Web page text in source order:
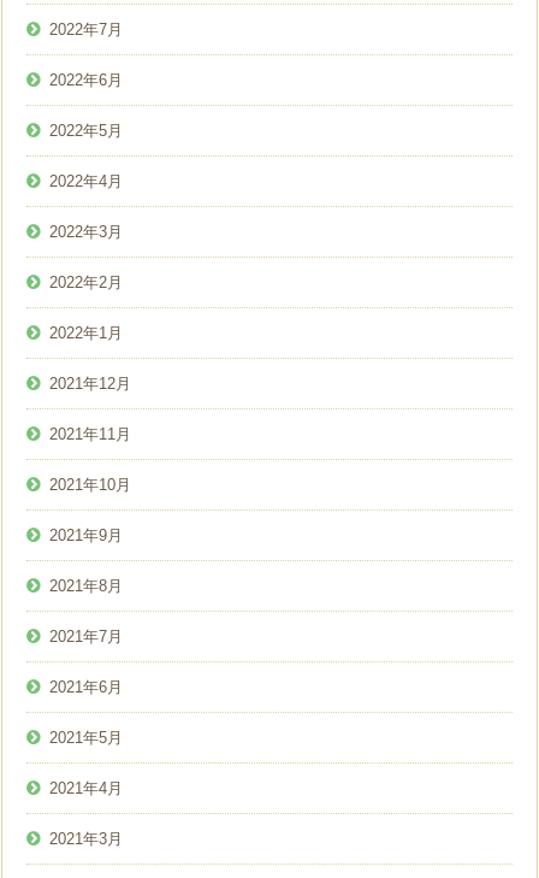
2022年7月
2022年6月
2022年5月
2022年4月
2022年3月
2022年2月
2022年1月
2021年12月
2021年11月
2021年10月
2021年9月
2021年8月
2021年7月
2021年6月
2021年5月
2021年4月
2021年3月